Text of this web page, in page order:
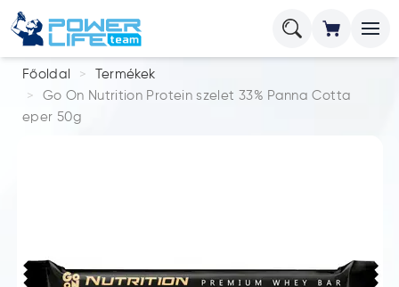
Főoldal
Termékek
Go On Nutrition Protein szelet 33% Panna Cotta
eper 50g